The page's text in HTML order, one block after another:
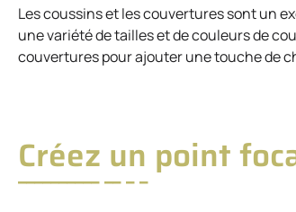
Les coussins et les couvertures sont un
une variété de tailles et de couleurs de
couvertures pour ajouter une touche de
Créez un point